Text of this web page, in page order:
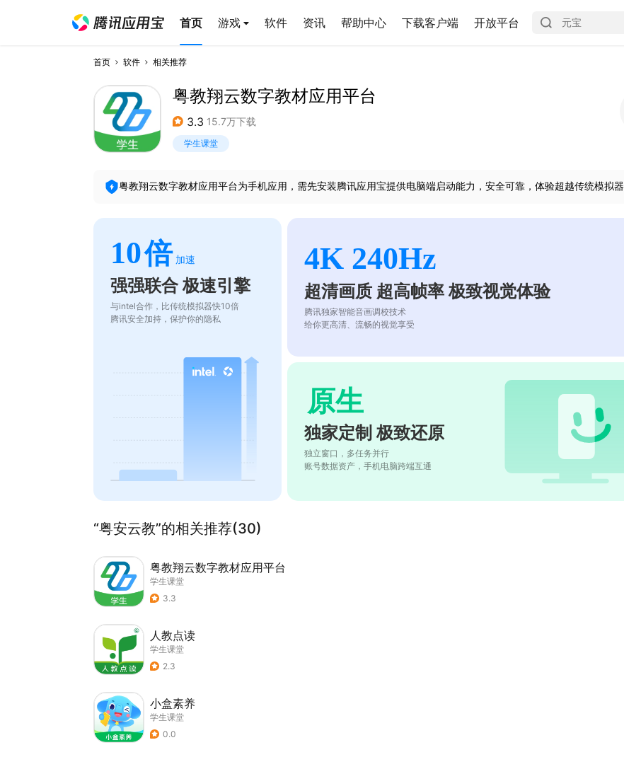
首页 游戏 软件 资讯 帮助中心 下载客户端 开放平台
首页 软件 相关推荐
粤教翔云数字教材应用平台
3.3 15.7万下载
学生课堂
粤教翔云数字教材应用平台为手机应用，需先安装腾讯应用宝提供电脑端启动能力，安全可靠，体验超越传统模拟器
10倍 加速
强强联合 极速引擎
与intel合作，比传统模拟器快10倍
腾讯安全加持，保护你的隐私
4K 240Hz
超清画质 超高帧率 极致视觉体验
腾讯独家智能音画调校技术
给你更高清、流畅的视觉享受
原生
独家定制 极致还原
独立窗口，多任务并行
账号数据资产，手机电脑跨端互通
“粤安云教”的相关推荐(30)
粤教翔云数字教材应用平台
学生课堂
3.3
人教点读
学生课堂
2.3
小盒素养
学生课堂
0.0